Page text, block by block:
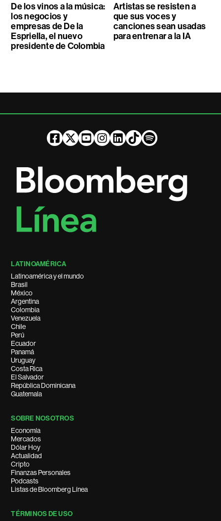
De los vinos a la música:
los negocios y
empresas de De la
Espriella, el nuevo
presidente de Colombia
Artistas se resisten a
que sus voces y
canciones sean usadas
para entrenar a la IA
LATINOAMÉRICA
Latinoamérica y el mundo
Brasil
México
Argentina
Colombia
Venezuela
Chile
Perú
Ecuador
Panamá
Uruguay
Costa Rica
El Salvador
República Dominicana
Guatemala
SOBRE NOSOTROS
Economía
Mercados
Dólar Hoy
Actualidad
Cripto
Finanzas Personales
Podcasts
Listas de Bloomberg Línea
TÉRMINOS DE USO